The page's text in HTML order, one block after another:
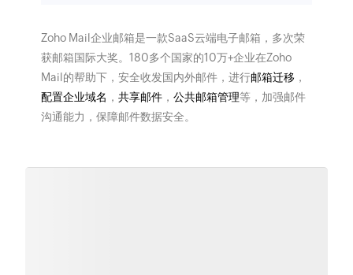
Zoho Mail企业邮箱是一款SaaS云端电子邮箱，多次荣
获邮箱国际大奖。180多个国家的10万+企业在Zoho
Mail的帮助下，安全收发国内外邮件，进行邮箱迁移 ，
配置企业域名 ， 共享邮件， 公共邮箱管理等，加强邮件
沟通能力，保障邮件数据安全。